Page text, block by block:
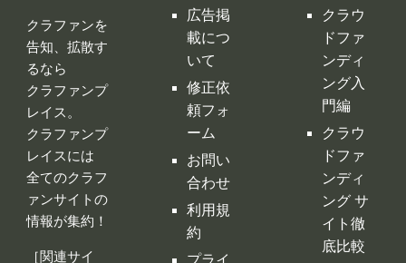
全てのクラフ
ァンサイトの
情報が集約！
［関連サイ
ト］
お問い
合わせ
利用規
約
プライ
バシー
ポリシ
ー
特定商
取引法
に基づ
ドファ
ンディ
ング サ
イト徹
底比較
クラウ
ドファ
ンディ
ング 人
気サイ
トラン